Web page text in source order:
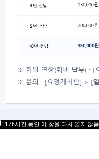
1176시간 동안 이 창을 다시 열지 않음